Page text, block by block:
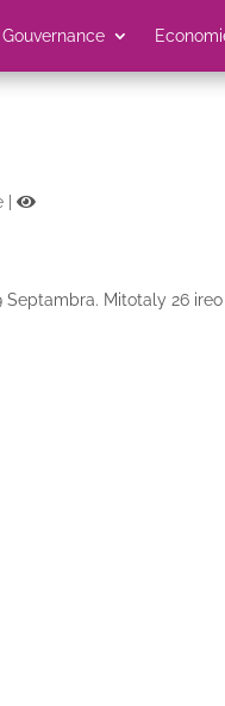
Gouvernance
Septambra. Mitotaly 26